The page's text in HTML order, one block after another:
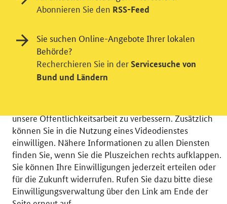
© 2026 Bundesministerium für Wirtschaft und Energie
RSS
Benutzerhinweise
Inhaltsverzeichnis
Impressum
Barrierefreiheit
Datenschutz
Einwilligung in Tracking und / oder
Videodienst
Wir bitten Sie an dieser Stelle um Ihre Einwilligung für
verschiedene Zusatzdienste unserer Webseite: Wir
unsere Öffentlichkeitsarbeit zu verbessern. Zusätzlich
können Sie in die Nutzung eines Videodienstes
einwilligen. Nähere Informationen zu allen Diensten
finden Sie, wenn Sie die Pluszeichen rechts aufklappen.
Sie können Ihre Einwilligungen jederzeit erteilen oder
für die Zukunft widerrufen. Rufen Sie dazu bitte diese
Einwilligungsverwaltung über den Link am Ende der
Abonnieren Sie den RSS-Feed
Sie suchen Online-Angebote Ihrer lokalen
Behörde?
Recherchieren Sie in der Servicesuche von
Bund und Ländern